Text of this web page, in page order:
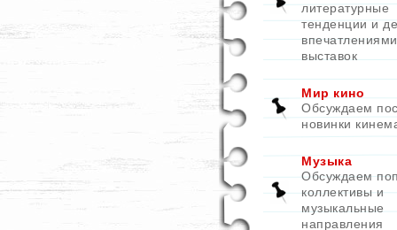
литературные
тенденции и
выставок
Мир кино
Обсуждаем
новинки
Музыка
Обсуждаем
коллективы и
музыкальные
направления